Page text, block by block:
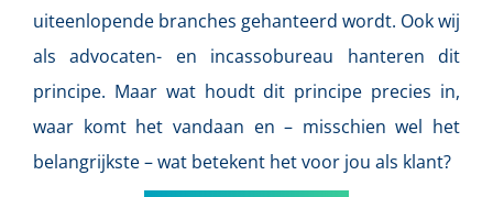
uiteenlopende branches gehanteerd wordt. Ook wij
als advocaten- en incassobureau hanteren dit
principe. Maar wat houdt dit principe precies in,
waar komt het vandaan en – misschien wel het
belangrijkste – wat betekent het voor jou als klant?